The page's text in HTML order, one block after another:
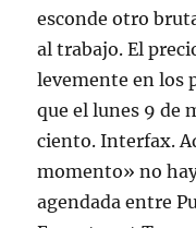
esconde otro
al trabajo. El
levemente en los
que el lunes 9 de
ciento. Interfax.
momento» no
agendada entre